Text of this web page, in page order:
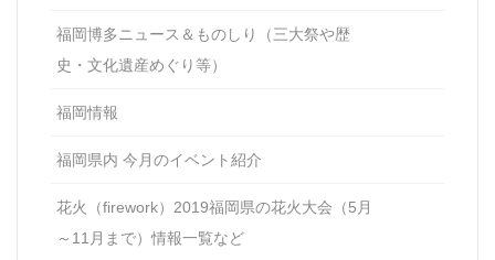
福岡博多ニュース＆ものしり（三大祭や歴
史・文化遺産めぐり等）
福岡情報
福岡県内 今月のイベント紹介
花火（firework）2019福岡県の花火大会（5月
～11月まで）情報一覧など